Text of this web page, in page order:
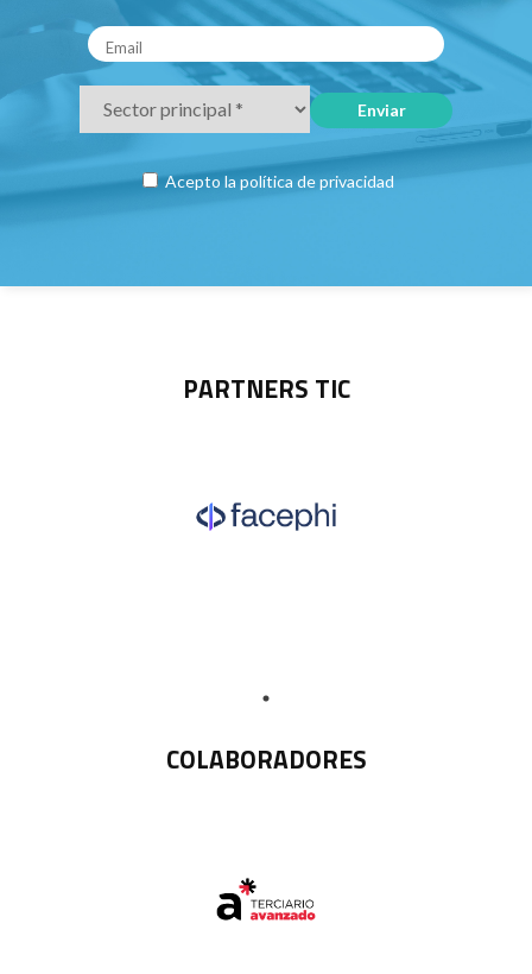
Acepto la política de privacidad
PARTNERS TIC
COLABORADORES